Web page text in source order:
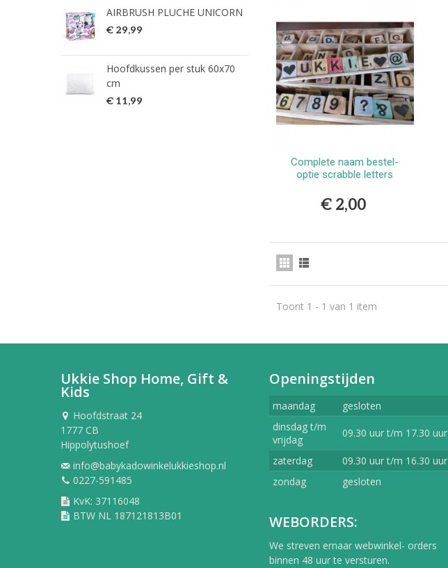
AIRBRUSH PLUCHE UNICORN
€ 29,99
Hoofdkussen per stuk 60x70
cm
€ 11,99
verwijdert meest...
€ 9,99
HG Vlekkenspray / voor vlek
verwijdering en...
€ 7,99
Complete naam bestel-
optie scrabble letters
€ 2,00
Toont 1 - 1 van 1 item
Ukkie Shop Home, Gift &
Kids
Hoofdstraat 24
1777 CB
Hippolytushoef
info@babykadowinkelukkieshop.nl
0227-591485
KvK: 37116048
BTW NL 187121813B01
Openingstijden
maandag
gesloten
dinsdag t/m
vrijdag
09.30 uur t/m 17.30 uur
zaterdag
09.30 uur t/m 16.30 uur
zondag
gesloten
WEBORDERS:
We streven ernaar webwinkel- orders
binnen 48 uur te versturen.